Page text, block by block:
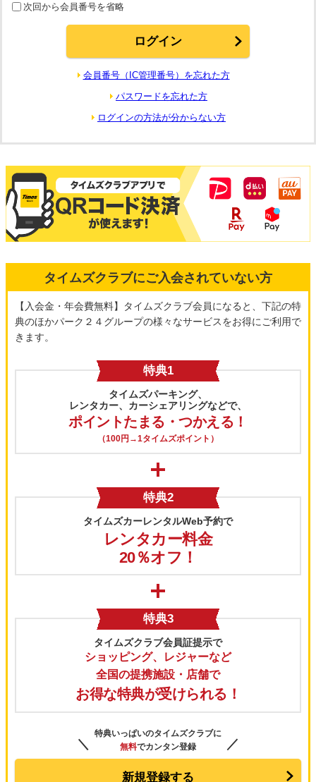
次回から会員番号を省略
会員番号（IC管理番号）を忘れた方
パスワードを忘れた方
ログインの方法が分からない方
タイムズクラブにご入会されていない方
【入会金・年会費無料】タイムズクラブ会員になると、下記の特
典のほかパーク２４グループの様々なサービスをお得にご利用で
きます。
特典1
タイムズパーキング、
レンタカー、カーシェアリングなどで、
ポイントたまる・つかえる！
（100円→1タイムズポイント）
特典2
タイムズカーレンタルWeb予約で
レンタカー料金
20％オフ！
特典3
タイムズクラブ会員証提示で
ショッピング、レジャーなど
全国の提携施設・店舗で
お得な特典が受けられる！
＼
特典いっぱいのタイムズクラブに
無料でカンタン登録 ／
新規登録する